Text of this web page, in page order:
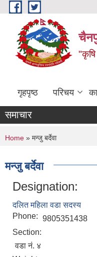
Skip to main content
"कृषि
गृहपृष्ठ परिचय
समाचार
You are here
Home » मन्जु बर्देवा
मन्जु बर्देवा
Designation:
दलित महिला वडा सदस्य
Phone: 9805351438
Section:
वडा नं. ४